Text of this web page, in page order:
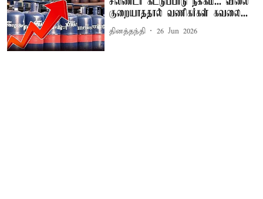
குறையாததால் வணிகர்கள் கவலை...
தினத்தந்தி 26 Jun 2026